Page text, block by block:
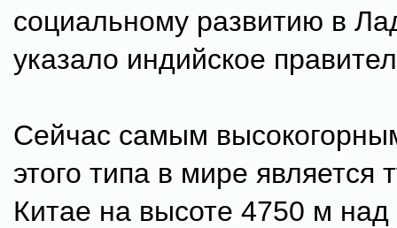
социальному развитию в
указало индийское
Сейчас самым
этого типа в мире является
Китае на высоте 4750 м